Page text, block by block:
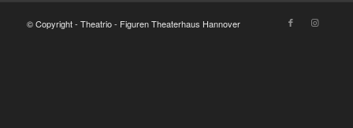
© Copyright - Theatrio - Figuren Theaterhaus Hannover